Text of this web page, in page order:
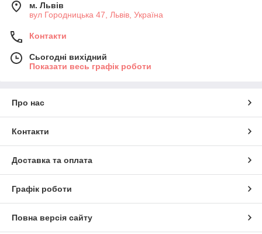
м. Львів
вул Городницька 47, Львів, Україна
Контакти
Сьогодні вихідний
Показати весь графік роботи
Про нас
Контакти
Доставка та оплата
Графік роботи
Повна версія сайту